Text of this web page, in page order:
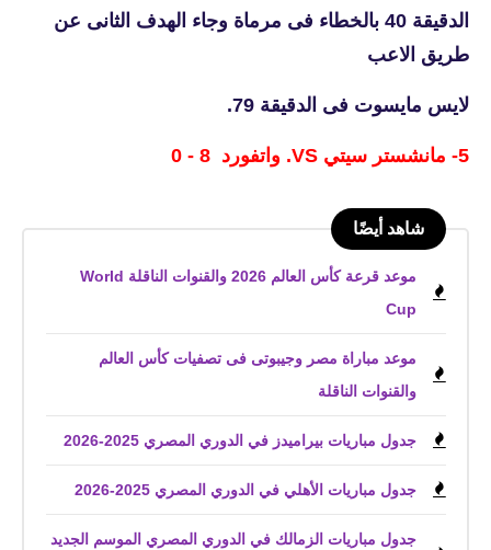
الدقيقة 40 بالخطاء فى مرماة وجاء الهدف الثانى عن
طريق الاعب
لايس مايسوت فى الدقيقة 79.
5- مانشستر سيتي VS. واتفورد 8 - 0
شاهد أيضًا
موعد قرعة كأس العالم 2026 والقنوات الناقلة World
Cup
موعد مباراة مصر وجيبوتى فى تصفيات كأس العالم
والقنوات الناقلة
جدول مباريات بيراميدز في الدوري المصري 2025-2026
جدول مباريات الأهلي في الدوري المصري 2025-2026
جدول مباريات الزمالك في الدوري المصري الموسم الجديد